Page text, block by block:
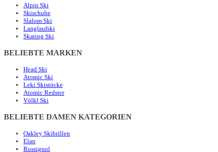
Alpin Ski
Skischuhe
Slalom Ski
Langlaufski
Skating Ski
BELIEBTE MARKEN
Head Ski
Atomic Ski
Leki Skistöcke
Atomic Redster
Völkl Ski
BELIEBTE DAMEN KATEGORIEN
Oakley Skibrillen
Elan
Rossignol